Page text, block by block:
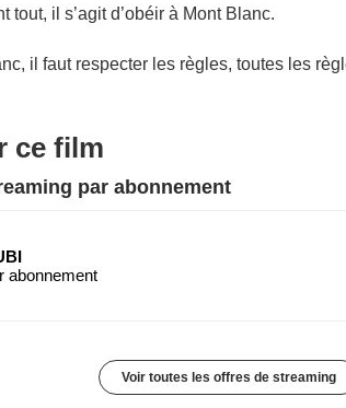
tout, il s’agit d’obéir à Mont Blanc.
il faut respecter les règles, toutes les
ce film
par abonnement
abonnement
Voir toutes les offres de streaming